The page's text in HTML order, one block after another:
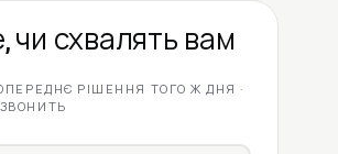
чи схвалять вам
РІШЕННЯ ТОГО Ж ДНЯ ·